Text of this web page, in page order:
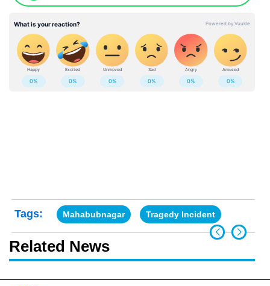
Tags: Mahabubnagar Tragedy Incident
Related News